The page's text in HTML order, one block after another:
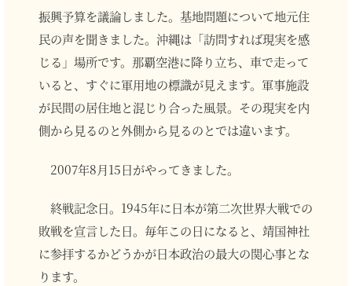
振興予算を議論しました。基地問題について地元住
民の声を聞きました。沖縄は「訪問すれば現実を感
じる」場所です。那覇空港に降り立ち、車で走って
いると、すぐに軍用地の標識が見えます。軍事施設
が民間の居住地と混じり合った風景。その現実を内
側から見るのと外側から見るのとでは違います。
2007年8月15日がやってきました。
終戦記念日。1945年に日本が第二次世界大戦での
敗戦を宣言した日。毎年この日になると、靖国神社
に参拝するかどうかが日本政治の最大の関心事とな
ります。